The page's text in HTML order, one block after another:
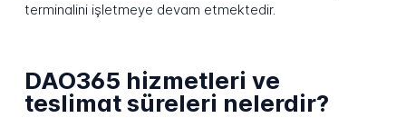
terminalini işletmeye devam etmektedir.
DAO365 hizmetleri ve
teslimat süreleri nelerdir?